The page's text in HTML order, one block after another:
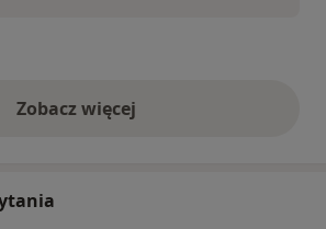
Zobacz więcejopinie powyżej